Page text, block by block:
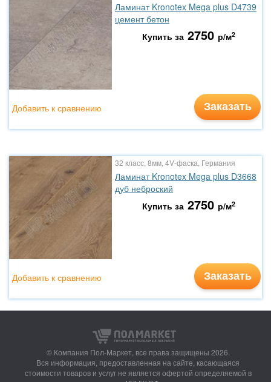
Ламинат Kronotex Mega plus D4739
цемент бетон
Купить за 2750 р/м2
Заказать
Добавить к сравнению
32 класс, 8мм, 4V-фаска, Германия
Ламинат Kronotex Mega plus D3668
дуб неброский
Купить за 2750 р/м2
Заказать
Добавить к сравнению
© Компания Пол-Маркет, все права защищены 2026.
Вся информация, предоставленная на сайте, касающаяся
стоимости товаров и услуг не является офертой определяемой в